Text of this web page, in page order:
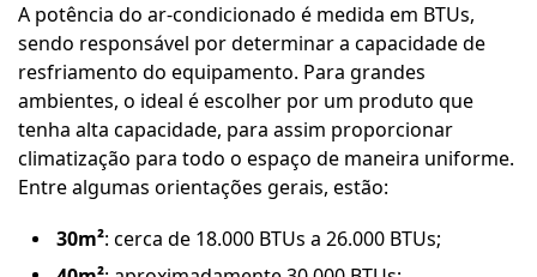
A potência do ar-condicionado é medida em BTUs,
sendo responsável por determinar a capacidade de
resfriamento do equipamento. Para grandes
ambientes, o ideal é escolher por um produto que
tenha alta capacidade, para assim proporcionar
climatização para todo o espaço de maneira uniforme.
Entre algumas orientações gerais, estão:
30m²: cerca de 18.000 BTUs a 26.000 BTUs;